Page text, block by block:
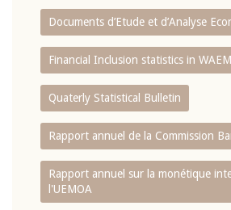
Documents d’Etude et d’Analyse
Financial Inclusion statistics in
Quaterly Statistical Bulletin
Rapport annuel de la Commission
Rapport annuel sur la monétique
l'UEMOA